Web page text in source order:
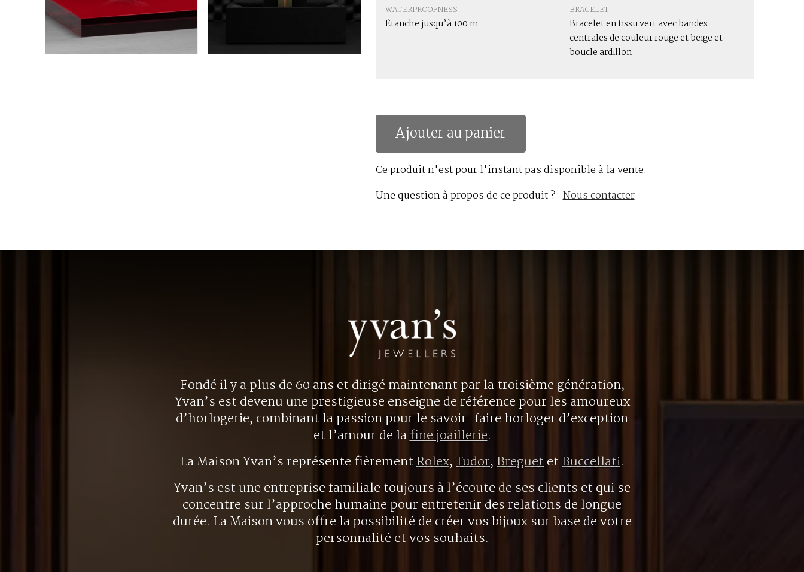
WATERPROOFNESS
Étanche jusqu’à 100 m
BRACELET
Bracelet en tissu vert avec bandes
centrales de couleur rouge et beige et
boucle ardillon
Ajouter au panier
Ce produit n'est pour l'instant pas disponible à la vente.
Une question à propos de ce produit ? Nous contacter
Fondé il y a plus de 60 ans et dirigé maintenant par la troisième génération,
Yvan’s est devenu une prestigieuse enseigne de référence pour les amoureux
d’horlogerie, combinant la passion pour le savoir-faire horloger d’exception
et l’amour de lafine joaillerie.
La Maison Yvan’s représente fièrementRolex,Tudor,BreguetetBuccellati.
Yvan’s est une entreprise familiale toujours à l’écoute de ses clients et qui se
concentre sur l’approche humaine pour entretenir des relations de longue
durée. La Maison vous offre la possibilité de créer vos bijoux sur base de votre
personnalité et vos souhaits.